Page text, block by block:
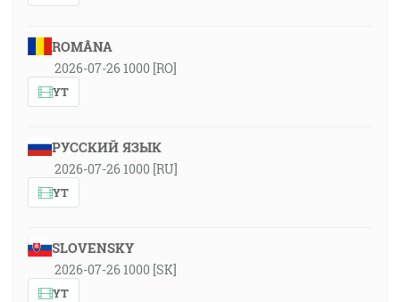
ROMÂNA
2026-07-26 1000 [RO]
YT
РУССКИЙ ЯЗЫК
2026-07-26 1000 [RU]
YT
SLOVENSKY
2026-07-26 1000 [SK]
YT